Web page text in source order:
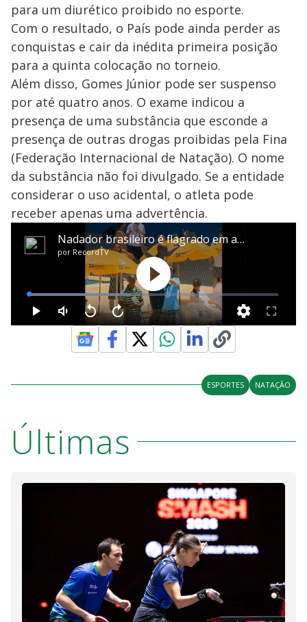
para um diurético proibido no esporte.
Com o resultado, o País pode ainda perder as
conquistas e cair da inédita primeira posição
para a quinta colocação no torneio.
Além disso, Gomes Júnior pode ser suspenso
por até quatro anos. O exame indicou a
presença de uma substância que esconde a
presença de outras drogas proibidas pela Fina
(Federação Internacional de Natação). O nome
da substância não foi divulgado. Se a entidade
considerar o uso acidental, o atleta pode
receber apenas uma advertência.
ESPORTES NATAÇÃO
Últimas